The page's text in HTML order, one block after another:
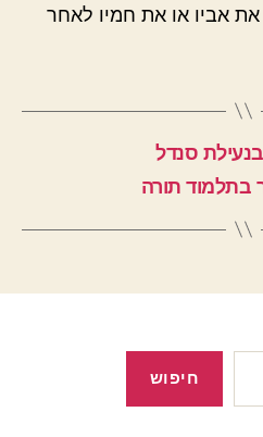
את אביו או את חמיו לאחר
סנדל
בתלמוד תורה
חיפוש